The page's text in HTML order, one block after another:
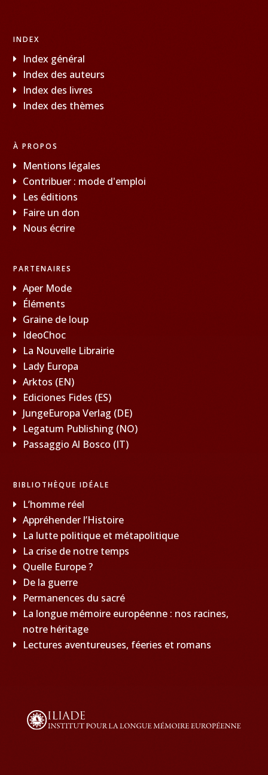
INDEX
Index général
Index des auteurs
Index des livres
Index des thèmes
À PROPOS
Mentions légales
Contribuer : mode d'emploi
Les éditions
Faire un don
Nous écrire
PARTENAIRES
Aper Mode
Éléments
Graine de loup
IdeoChoc
La Nouvelle Librairie
Lady Europa
Arktos (EN)
Ediciones Fides (ES)
JungeEuropa Verlag (DE)
Legatum Publishing (NO)
Passaggio Al Bosco (IT)
BIBLIOTHÈQUE IDÉALE
L’homme réel
Appréhender l’Histoire
La lutte politique et métapolitique
La crise de notre temps
Quelle Europe ?
De la guerre
Permanences du sacré
La longue mémoire européenne : nos racines,
notre héritage
Lectures aventureuses, féeries et romans